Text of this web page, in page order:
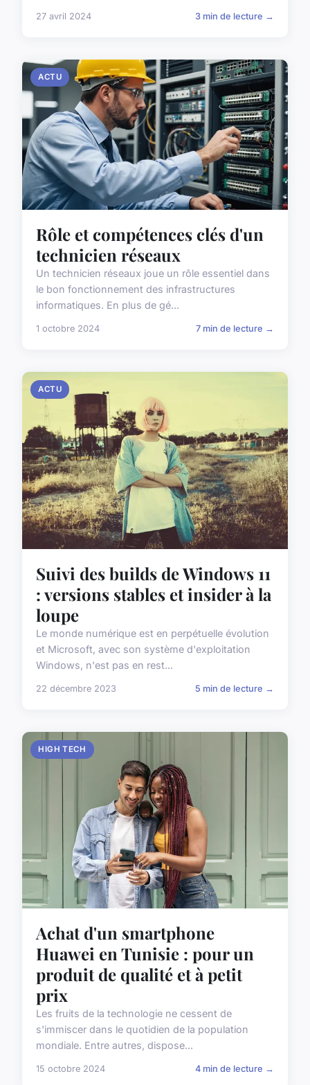
27 avril 2024 3 min de lecture →
ACTU
Rôle et compétences clés d'un
technicien réseaux
Un technicien réseaux joue un rôle essentiel dans
le bon fonctionnement des infrastructures
informatiques. En plus de gé...
1 octobre 2024 7 min de lecture →
ACTU
Suivi des builds de Windows 11
: versions stables et insider à la
loupe
Le monde numérique est en perpétuelle évolution
et Microsoft, avec son système d'exploitation
Windows, n'est pas en rest...
22 décembre 2023 5 min de lecture →
HIGH TECH
Achat d'un smartphone
Huawei en Tunisie : pour un
produit de qualité et à petit
prix
Les fruits de la technologie ne cessent de
s'immiscer dans le quotidien de la population
mondiale. Entre autres, dispose...
15 octobre 2024 4 min de lecture →